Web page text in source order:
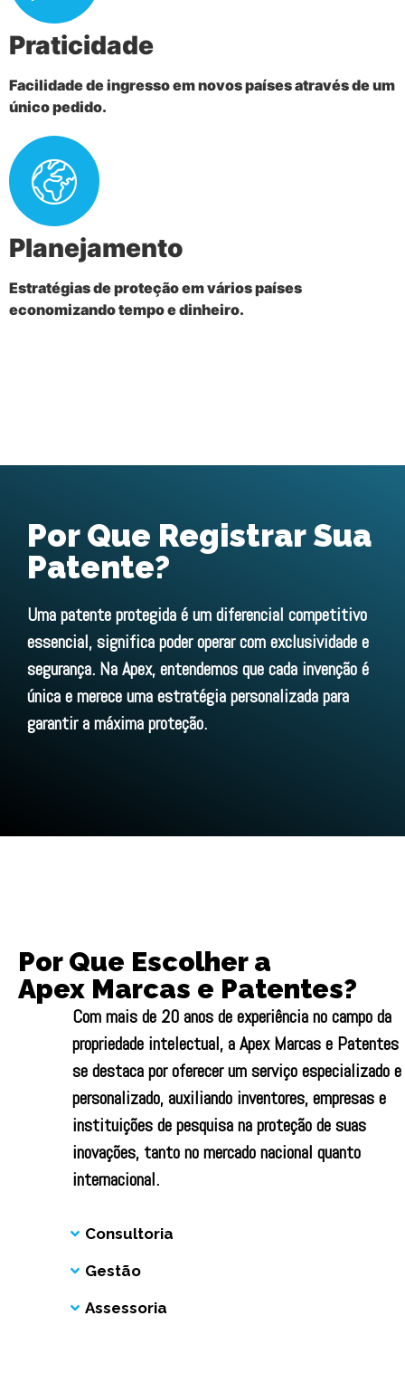
Praticidade
Facilidade de ingresso em novos países através de um
único pedido.
Planejamento
Estratégias de proteção em vários países
economizando tempo e dinheiro.
Por Que Registrar Sua
Patente?
Uma patente protegida é um diferencial competitivo
essencial, significa poder operar com exclusividade e
segurança. Na Apex, entendemos que cada invenção é
única e merece uma estratégia personalizada para
garantir a máxima proteção.
Por Que Escolher a
Apex Marcas e Patentes?
Com mais de 20 anos de experiênciano campo da
propriedade intelectual, a Apex Marcas e Patentes
se destaca por oferecer um serviço especializado e
personalizado, auxiliando inventores, empresas e
instituições de pesquisa na proteção de suas
inovações, tanto no mercado nacional quanto
internacional.
Consultoria
Gestão
Assessoria